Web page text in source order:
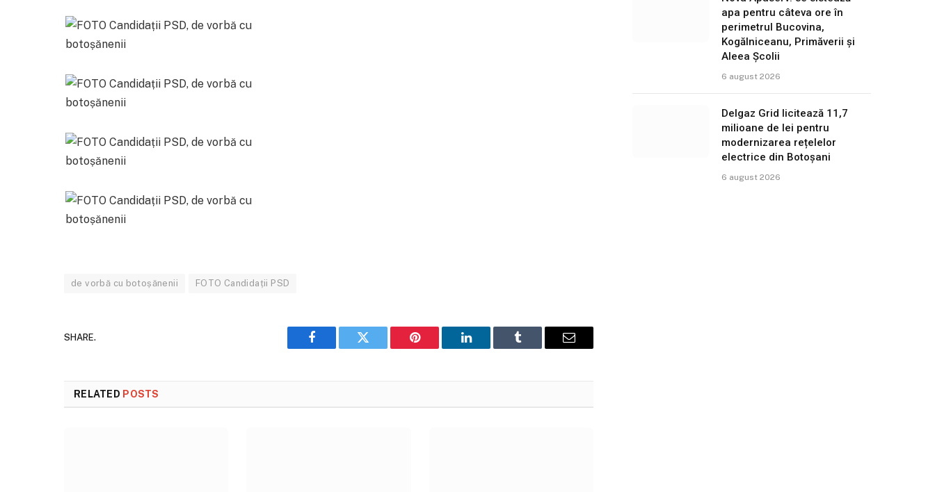
de vorbă cu botoșănenii FOTO Candidații PSD
SHARE.
Facebook Twitter Pinterest LinkedIn Tumblr Email
RELATED POSTS
apa pentru câteva ore în
perimetrul Bucovina,
Kogălniceanu, Primăverii și
Aleea Școlii
6 august 2026
Delgaz Grid licitează 11,7
milioane de lei pentru
modernizarea rețelelor
electrice din Botoșani
6 august 2026